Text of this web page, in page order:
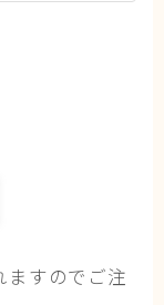
ますのでご注